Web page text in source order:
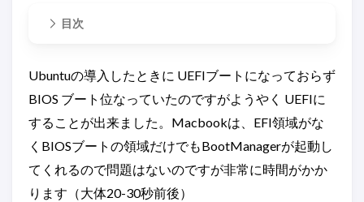
目次
Ubuntuの導入したときに UEFIブートになっておらず
BIOS ブート位なっていたのですがようやく UEFIに
することが出来ました。Macbookは、EFI領域がな
くBIOSブートの領域だけでもBootManagerが起動し
てくれるので問題はないのですが非常に時間がかか
ります（大体20-30秒前後）